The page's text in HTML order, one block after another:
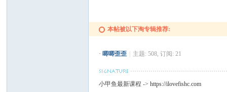
本帖被以下淘专辑推荐:
·唧唧歪歪 主题: 508, 订阅: 21
小甲鱼最新课程 ->https://ilovefishc.com